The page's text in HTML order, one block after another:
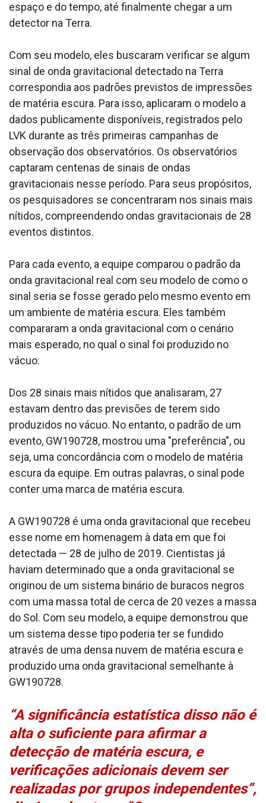
espaço e do tempo, até finalmente chegar a um
detector na Terra.
Com seu modelo, eles buscaram verificar se algum
sinal de onda gravitacional detectado na Terra
correspondia aos padrões previstos de impressões
de matéria escura. Para isso, aplicaram o modelo a
dados publicamente disponíveis, registrados pelo
LVK durante as três primeiras campanhas de
observação dos observatórios. Os observatórios
captaram centenas de sinais de ondas
gravitacionais nesse período. Para seus propósitos,
os pesquisadores se concentraram nos sinais mais
nítidos, compreendendo ondas gravitacionais de 28
eventos distintos.
Para cada evento, a equipe comparou o padrão da
onda gravitacional real com seu modelo de como o
sinal seria se fosse gerado pelo mesmo evento em
um ambiente de matéria escura. Eles também
compararam a onda gravitacional com o cenário
mais esperado, no qual o sinal foi produzido no
vácuo.
Dos 28 sinais mais nítidos que analisaram, 27
estavam dentro das previsões de terem sido
produzidos no vácuo. No entanto, o padrão de um
evento, GW190728, mostrou uma "preferência", ou
seja, uma concordância com o modelo de matéria
escura da equipe. Em outras palavras, o sinal pode
conter uma marca de matéria escura.
A GW190728 é uma onda gravitacional que recebeu
esse nome em homenagem à data em que foi
detectada — 28 de julho de 2019. Cientistas já
haviam determinado que a onda gravitacional se
originou de um sistema binário de buracos negros
com uma massa total de cerca de 20 vezes a massa
do Sol. Com seu modelo, a equipe demonstrou que
um sistema desse tipo poderia ter se fundido
através de uma densa nuvem de matéria escura e
produzido uma onda gravitacional semelhante à
GW190728.
“A significância estatística disso não é
alta o suficiente para afirmar a
detecção de matéria escura, e
verificações adicionais devem ser
realizadas por grupos independentes”,